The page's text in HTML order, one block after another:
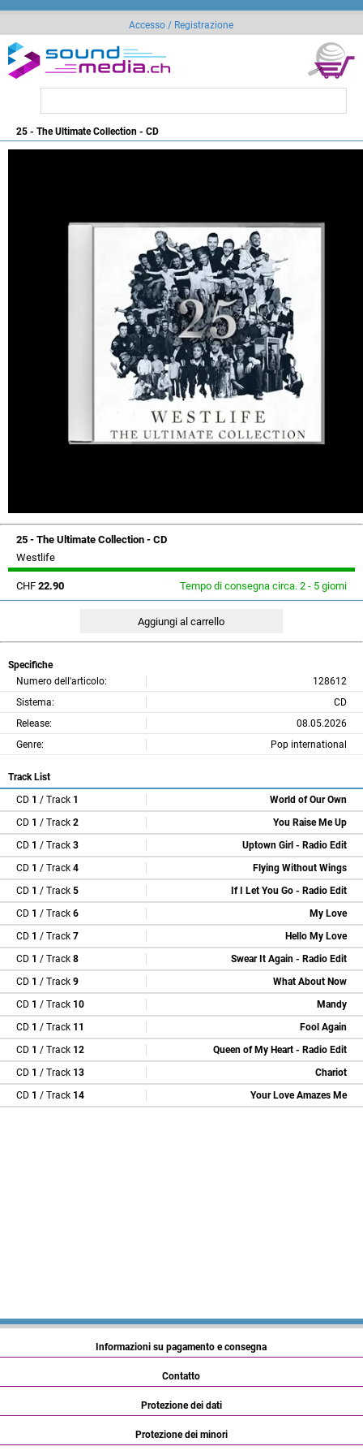
Accesso / Registrazione
25 - The Ultimate Collection - CD
25 - The Ultimate Collection - CD
Westlife
CHF 22.90 Tempo di consegna circa. 2 - 5 giorni
Specifiche
Numero dell'articolo:
128612
Sistema:
CD
Release:
08.05.2026
Genre:
Pop international
Track List
CD 1 / Track 1
World of Our Own
CD 1 / Track 2
You Raise Me Up
CD 1 / Track 3
Uptown Girl - Radio Edit
CD 1 / Track 4
Flying Without Wings
CD 1 / Track 5
If I Let You Go - Radio Edit
CD 1 / Track 6
My Love
CD 1 / Track 7
Hello My Love
CD 1 / Track 8
Swear It Again - Radio Edit
CD 1 / Track 9
What About Now
CD 1 / Track 10
Mandy
CD 1 / Track 11
Fool Again
CD 1 / Track 12
Queen of My Heart - Radio Edit
CD 1 / Track 13
Chariot
CD 1 / Track 14 Your Love Amazes Me
Informazioni su pagamento e consegna
Contatto
Protezione dei dati
Protezione dei minori